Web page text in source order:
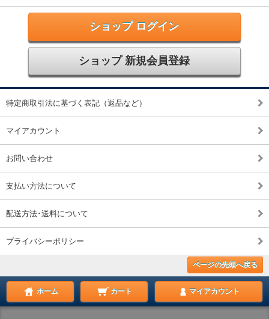
ショップ ログイン
ショップ 新規会員登録
特定商取引法に基づく表記（返品など）
マイアカウント
お問い合わせ
支払い方法について
配送方法･送料について
プライバシーポリシー
ページの先頭へ戻る
ホーム カート マイアカウント